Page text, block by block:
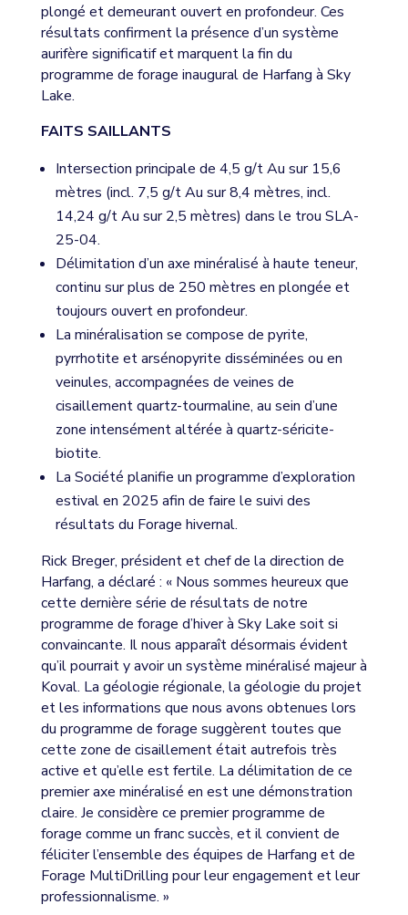
plongé et demeurant ouvert en profondeur. Ces
résultats confirment la présence d’un système
aurifère significatif et marquent la fin du
programme de forage inaugural de Harfang à Sky
Lake.
FAITS SAILLANTS
Intersection principale de 4,5 g/t Au sur 15,6
mètres (incl. 7,5 g/t Au sur 8,4 mètres, incl.
14,24 g/t Au sur 2,5 mètres) dans le trou SLA-
25-04.
Délimitation d’un axe minéralisé à haute teneur,
continu sur plus de 250 mètres en plongée et
toujours ouvert en profondeur.
La minéralisation se compose de pyrite,
pyrrhotite et arsénopyrite disséminées ou en
veinules, accompagnées de veines de
cisaillement quartz-tourmaline, au sein d’une
zone intensément altérée à quartz-séricite-
biotite.
La Société planifie un programme d’exploration
estival en 2025 afin de faire le suivi des
résultats du Forage hivernal.
Rick Breger, président et chef de la direction de
Harfang, a déclaré : « Nous sommes heureux que
cette dernière série de résultats de notre
programme de forage d’hiver à Sky Lake soit si
convaincante. Il nous apparaît désormais évident
qu’il pourrait y avoir un système minéralisé majeur à
Koval. La géologie régionale, la géologie du projet
et les informations que nous avons obtenues lors
du programme de forage suggèrent toutes que
cette zone de cisaillement était autrefois très
active et qu’elle est fertile. La délimitation de ce
premier axe minéralisé en est une démonstration
claire. Je considère ce premier programme de
forage comme un franc succès, et il convient de
féliciter l’ensemble des équipes de Harfang et de
Forage MultiDrilling pour leur engagement et leur
professionnalisme. »